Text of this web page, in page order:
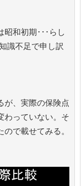
昭和初期･･･らし
識不足で申し訳
が、実際の保険点
わっていない。そ
で載せてみる。